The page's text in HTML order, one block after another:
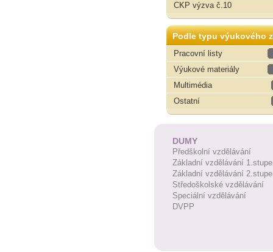
CKP výzva č.10
Podle typu výukového
Pracovní listy
Výukové materiály
Multimédia
Ostatní
DUMY
Předškolní vzdělávání
Základní vzdělávání
Základní vzdělávání
Středoškolské vzdělávání
Speciální vzdělávání
DVPP